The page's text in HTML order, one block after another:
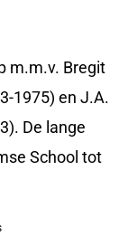
m.m.v. Bregit
1975) en J.A.
De lange
School tot